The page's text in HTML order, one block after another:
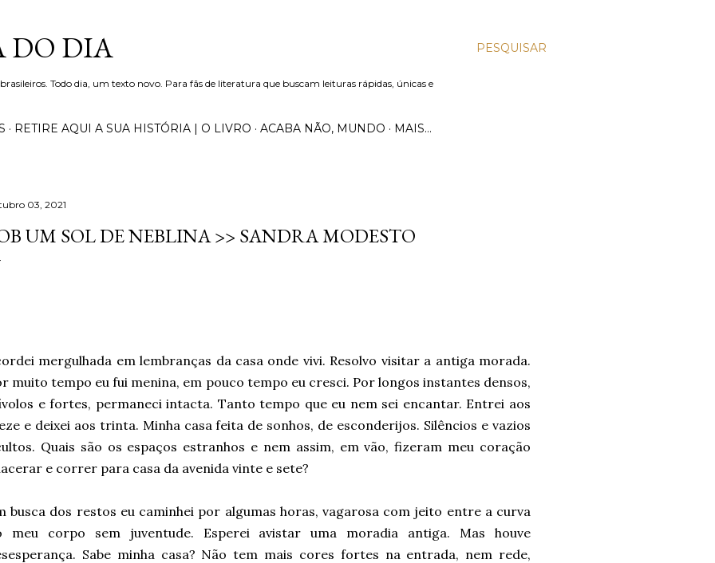
PESQUISAR
DO DIA
Todo dia, um texto novo. Para fãs de literatura que buscam leituras rápidas, únicas e
RETIRE AQUI A SUA HISTÓRIA | O LIVRO ACABA NÃO, MUNDO MAIS…
03, 2021
UM SOL DE NEBLINA >> SANDRA MODESTO
mergulhada em lembranças da casa onde vivi. Resolvo visitar a antiga morada.
muito tempo eu fui menina, em pouco tempo eu cresci. Por longos instantes densos,
e fortes, permaneci intacta. Tanto tempo que eu nem sei encantar. Entrei aos
e deixei aos trinta. Minha casa feita de sonhos, de esconderijos. Silêncios e vazios
Quais são os espaços estranhos e nem assim, em vão, fizeram meu coração
e correr para casa da avenida vinte e sete?
busca dos restos eu caminhei por algumas horas, vagarosa com jeito entre a curva
meu corpo sem juventude. Esperei avistar uma moradia antiga. Mas houve
Sabe minha casa? Não tem mais cores fortes na entrada, nem rede,